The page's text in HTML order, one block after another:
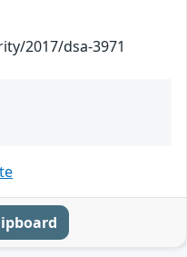
2017/dsa-3971